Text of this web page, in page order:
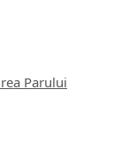
Parului